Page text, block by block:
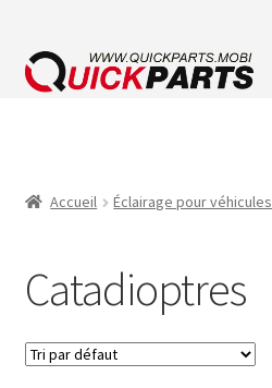
AVERTISSEUR SONORE
Accueil Éclairage pour véhicules
Catadioptres